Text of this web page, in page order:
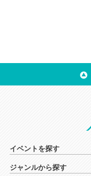
イベントを探す
ジャンルから探す